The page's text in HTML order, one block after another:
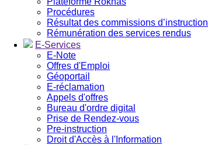
Procédures
Résultat des commissions d’instruction
Rémunération des services rendus
E-Services
E-Note
Offres d'Emploi
Géoportail
E-réclamation
Appels d'offres
Bureau d'ordre digital
Prise de Rendez-vous
Pre-instruction
Droit d'Accès à l'Information